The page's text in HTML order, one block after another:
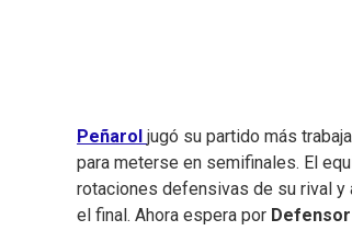
Peñarol jugó su partido más
para meterse en semifinales. El
rotaciones defensivas de su rival y
el final. Ahora espera por